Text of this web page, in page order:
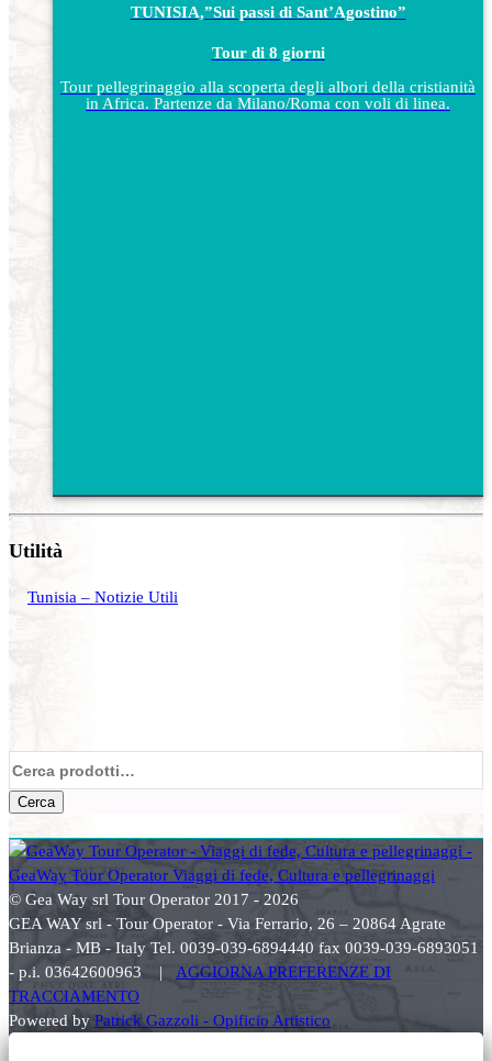
TUNISIA,”Sui passi di Sant’Agostino”
Tour di 8 giorni
Tour pellegrinaggio alla scoperta degli albori della cristianità
in Africa. Partenze da Milano/Roma con voli di linea.
Utilità
Tunisia – Notizie Utili
Cerca:
Cerca
© Gea Way srl Tour Operator 2017 - 2026
GEA WAY srl - Tour Operator - Via Ferrario, 26 – 20864 Agrate
Brianza - MB - Italy Tel. 0039-039-6894440 fax 0039-039-6893051
- p.i. 03642600963 | AGGIORNA PREFERENZE DI
TRACCIAMENTO
Powered by Patrick Gazzoli - Opificio Artistico